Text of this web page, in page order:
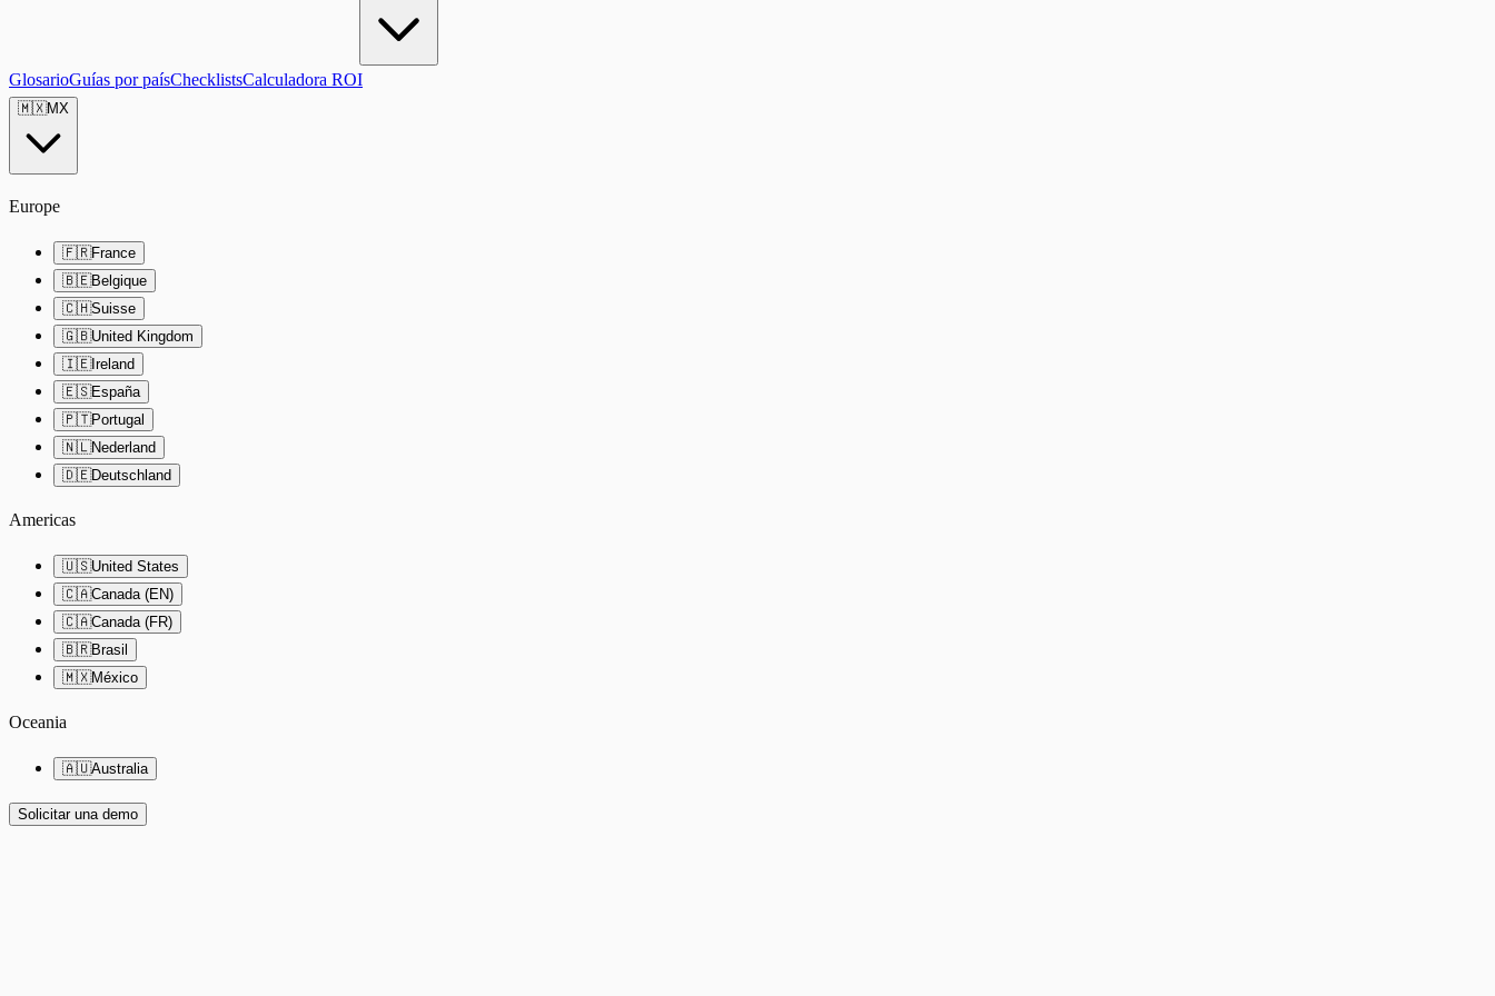
GlosarioGuías por paísChecklistsCalculadora ROI
🇲🇽MX
Europe
🇫🇷France
🇧🇪Belgique
🇨🇭Suisse
🇬🇧United Kingdom
🇮🇪Ireland
🇪🇸España
🇵🇹Portugal
🇳🇱Nederland
🇩🇪Deutschland
Americas
🇺🇸United States
🇨🇦Canada (EN)
🇨🇦Canada (FR)
🇧🇷Brasil
🇲🇽México
Oceania
🇦🇺Australia
Solicitar una demo